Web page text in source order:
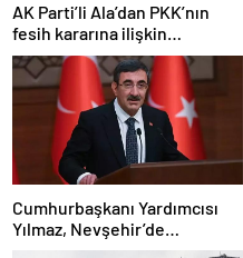
AK Parti’li Ala’dan PKK’nın
fesih kararına ilişkin
açıklama: Pazarlık söz konusu
değildir
Cumhurbaşkanı Yardımcısı
Yılmaz, Nevşehir’de
temaslarda bulundu! ‘Hiç